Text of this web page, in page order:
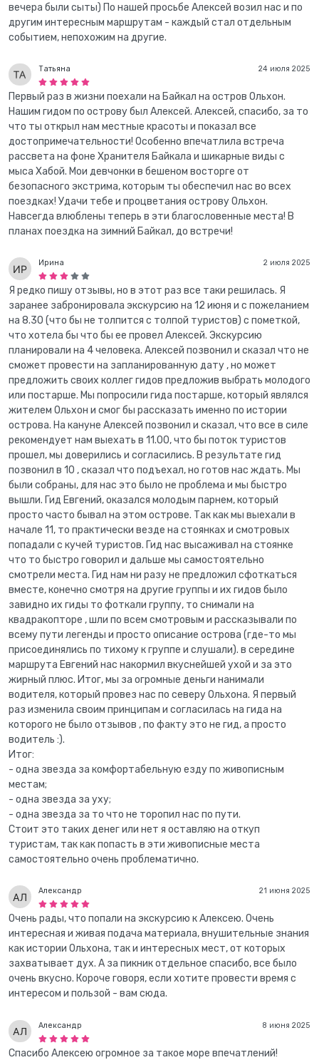
вечера были сыты) По нашей просьбе Алексей возил нас и по
другим интересным маршрутам - каждый стал отдельным
событием, непохожим на другие.
24 июля 2025
Татьяна
Первый раз в жизни поехали на Байкал на остров Ольхон.
Нашим гидом по острову был Алексей. Алексей, спасибо, за то
что ты открыл нам местные красоты и показал все
достопримечательности! Особенно впечатлила встреча
рассвета на фоне Хранителя Байкала и шикарные виды с
мыса Хабой. Мои девчонки в бешеном восторге от
безопасного экстрима, которым ты обеспечил нас во всех
поездках! Удачи тебе и процветания острову Ольхон.
Навсегда влюблены теперь в эти благословенные места! В
планах поездка на зимний Байкал, до встречи!
2 июля 2025
Ирина
Я редко пишу отзывы, но в этот раз все таки решилась. Я
заранее забронировала экскурсию на 12 июня и с пожеланием
на 8.30 (что бы не толпится с толпой туристов) с пометкой,
что хотела бы что бы ее провел Алексей. Экскурсию
планировали на 4 человека. Алексей позвонил и сказал что не
сможет провести на запланированную дату , но может
предложить своих коллег гидов предложив выбрать молодого
или постарше. Мы попросили гида постарше, который являлся
жителем Ольхон и смог бы рассказать именно по истории
острова. На кануне Алексей позвонил и сказал, что все в силе
рекомендует нам выехать в 11.00, что бы поток туристов
прошел, мы доверились и согласились. В результате гид
позвонил в 10 , сказал что подъехал, но готов нас ждать. Мы
были собраны, для нас это было не проблема и мы быстро
вышли. Гид Евгений, оказался молодым парнем, который
просто часто бывал на этом острове. Так как мы выехали в
начале 11, то практически везде на стоянках и смотровых
попадали с кучей туристов. Гид нас высаживал на стоянке
что то быстро говорил и дальше мы самостоятельно
смотрели места. Гид нам ни разу не предложил сфоткаться
вместе, конечно смотря на другие группы и их гидов было
завидно их гиды то фоткали группу, то снимали на
квадракопторе , шли по всем смотровым и рассказывали по
всему пути легенды и просто описание острова (где-то мы
присоединялись по тихому к группе и слушали). в середине
маршрута Евгений нас накормил вкуснейшей ухой и за это
жирный плюс. Итог, мы за огромные деньги нанимали
водителя, который провез нас по северу Ольхона. Я первый
раз изменила своим принципам и согласилась на гида на
которого не было отзывов , по факту это не гид, а просто
водитель :).
Итог:
- одна звезда за комфортабельную езду по живописным
местам;
- одна звезда за уху;
- одна звезда за то что не торопил нас по пути.
Стоит это таких денег или нет я оставляю на откуп
туристам, так как попасть в эти живописные места
самостоятельно очень проблематично.
21 июня 2025
Александр
Очень рады, что попали на экскурсию к Алексею. Очень
интересная и живая подача материала, внушительные знания
как истории Ольхона, так и интересных мест, от которых
захватывает дух. А за пикник отдельное спасибо, все было
очень вкусно. Короче говоря, если хотите провести время с
интересом и пользой - вам сюда.
8 июня 2025
Александр
Спасибо Алексею огромное за такое море впечатлений!